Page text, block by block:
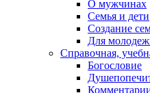
О мужчинах
Семья и дети
Создание
Для
Справочная,
Богословие